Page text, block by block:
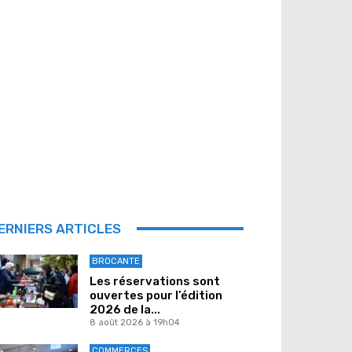
ARTICLES
BROCANTE
Les réservations sont
ouvertes pour l’édition
2026 de la...
8 août 2026 à 19h04